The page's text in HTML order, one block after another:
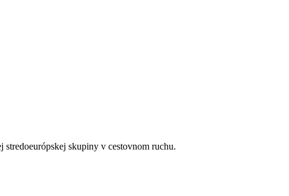
stredoeurópskej skupiny v cestovnom ruchu.